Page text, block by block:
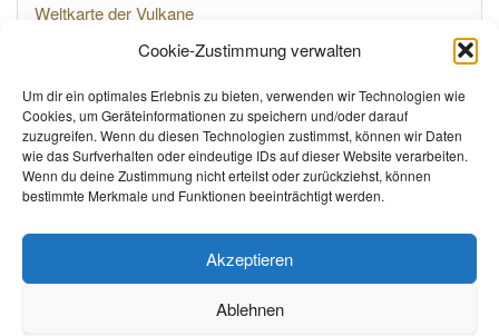
Cookie-Zustimmung verwalten
Um dir ein optimales Erlebnis zu bieten, verwenden wir Technologien wie
Cookies, um Geräteinformationen zu speichern und/oder darauf
zuzugreifen. Wenn du diesen Technologien zustimmst, können wir Daten
wie das Surfverhalten oder eindeutige IDs auf dieser Website verarbeiten.
Wenn du deine Zustimmung nicht erteilst oder zurückziehst, können
bestimmte Merkmale und Funktionen beeinträchtigt werden.
Akzeptieren
Ablehnen
Weltkarte der Vulkane
META
Anmelden